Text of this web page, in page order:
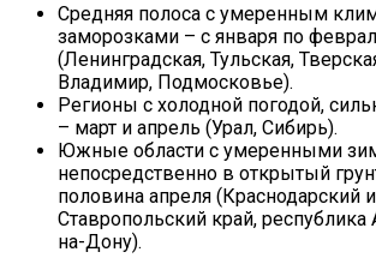
Средняя полоса с умеренным
заморозками – с января по
(Ленинградская, Тульская,
Владимир, Подмосковье).
Регионы с холодной погодой,
– март и апрель (Урал, Сибирь).
Южные области с умеренными
непосредственно в открытый
половина апреля (Краснодарский и
Ставропольский край,
на-Дону).